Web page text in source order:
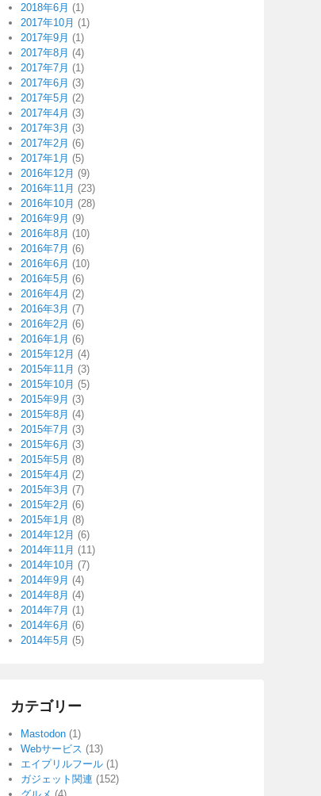
2018年6月 (1)
2017年10月 (1)
2017年9月 (1)
2017年8月 (4)
2017年7月 (1)
2017年6月 (3)
2017年5月 (2)
2017年4月 (3)
2017年3月 (3)
2017年2月 (6)
2017年1月 (5)
2016年12月 (9)
2016年11月 (23)
2016年10月 (28)
2016年9月 (9)
2016年8月 (10)
2016年7月 (6)
2016年6月 (10)
2016年5月 (6)
2016年4月 (2)
2016年3月 (7)
2016年2月 (6)
2016年1月 (6)
2015年12月 (4)
2015年11月 (3)
2015年10月 (5)
2015年9月 (3)
2015年8月 (4)
2015年7月 (3)
2015年6月 (3)
2015年5月 (8)
2015年4月 (2)
2015年3月 (7)
2015年2月 (6)
2015年1月 (8)
2014年12月 (6)
2014年11月 (11)
2014年10月 (7)
2014年9月 (4)
2014年8月 (4)
2014年7月 (1)
2014年6月 (6)
2014年5月 (5)
カテゴリー
Mastodon (1)
Webサービス (13)
エイプリルフール (1)
ガジェット関連 (152)